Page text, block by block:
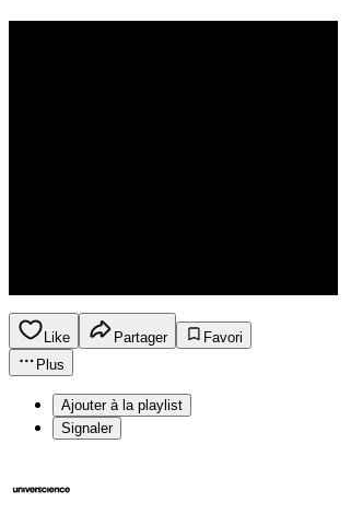
Like Partager
Favori
Plus
Ajouter à la playlist
Signaler